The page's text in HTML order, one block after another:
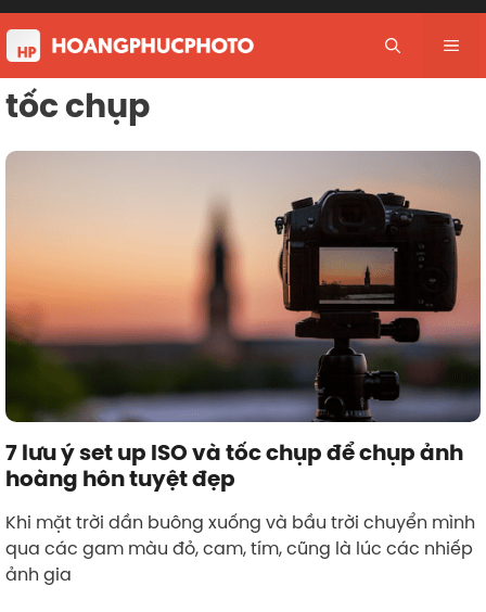
Skip
to
content
tốc chụp
7 lưu ý set up ISO và tốc chụp để chụp ảnh
hoàng hôn tuyệt đẹp
Khi mặt trời dần buông xuống và bầu trời chuyển mình
qua các gam màu đỏ, cam, tím, cũng là lúc các nhiếp
ảnh gia